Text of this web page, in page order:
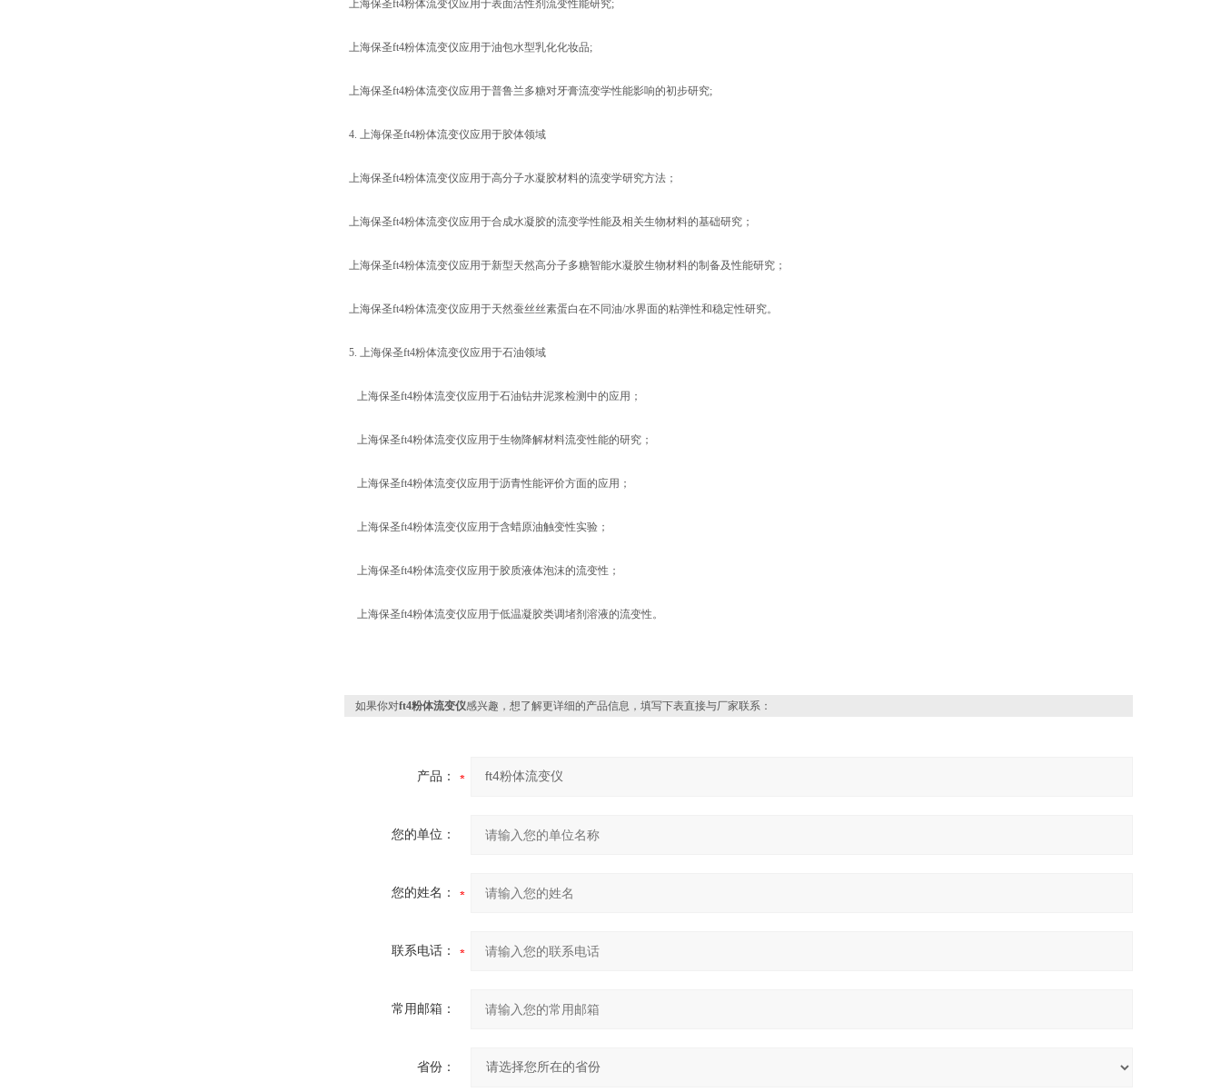
上海保圣ft4粉体流变仪应用于表面活性剂流变性能研究;
上海保圣ft4粉体流变仪应用于油包水型乳化化妆品;
上海保圣ft4粉体流变仪应用于普鲁兰多糖对牙膏流变学性能影响的初步研究;
4. 上海保圣ft4粉体流变仪应用于胶体领域
上海保圣ft4粉体流变仪应用于高分子水凝胶材料的流变学研究方法；
上海保圣ft4粉体流变仪应用于合成水凝胶的流变学性能及相关生物材料的基础研究；
上海保圣ft4粉体流变仪应用于新型天然高分子多糖智能水凝胶生物材料的制备及性能研究；
上海保圣ft4粉体流变仪应用于天然蚕丝丝素蛋白在不同油/水界面的粘弹性和稳定性研究。
5. 上海保圣ft4粉体流变仪应用于石油领域
上海保圣ft4粉体流变仪应用于石油钻井泥浆检测中的应用；
上海保圣ft4粉体流变仪应用于生物降解材料流变性能的研究；
上海保圣ft4粉体流变仪应用于沥青性能评价方面的应用；
上海保圣ft4粉体流变仪应用于含蜡原油触变性实验；
上海保圣ft4粉体流变仪应用于胶质液体泡沫的流变性；
上海保圣ft4粉体流变仪应用于低温凝胶类调堵剂溶液的流变性。
如果你对ft4粉体流变仪感兴趣，想了解更详细的产品信息，填写下表直接与厂家联系：
产品：
您的单位：
您的姓名：
联系电话：
常用邮箱：
省份：